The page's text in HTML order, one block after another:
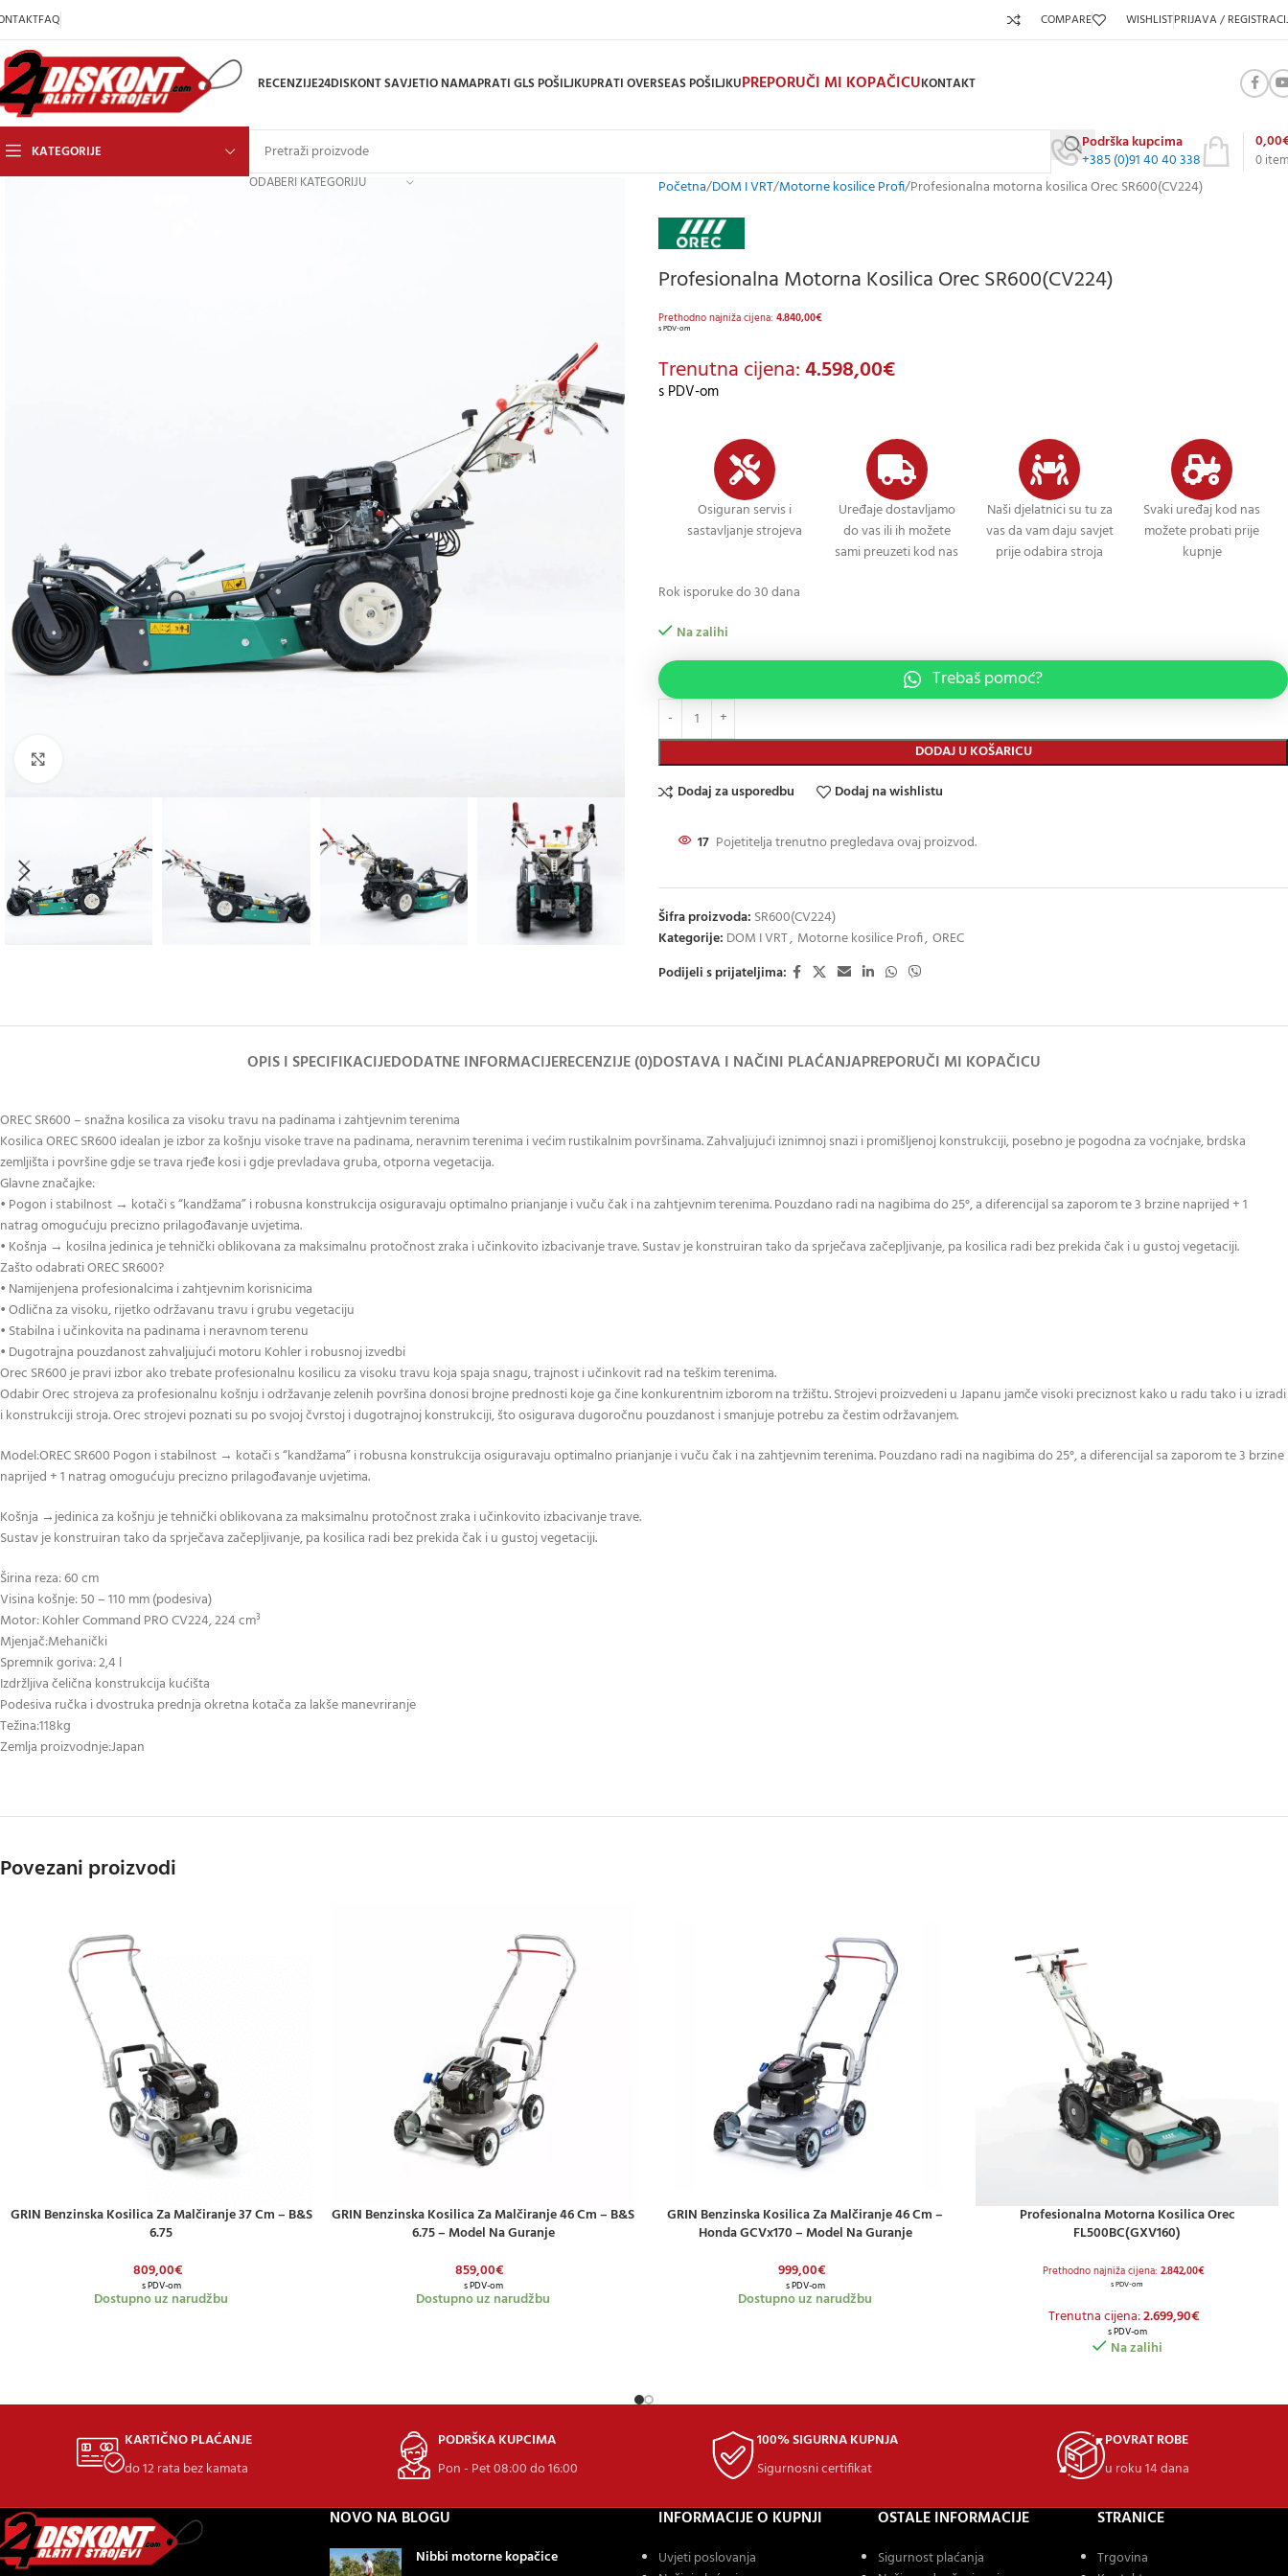
FAQ COMPARE WISHLISTPRIJAVA /
RECENZIJE24DISKONT SAVJETIO NAMAPRATI GLS POŠILJKUPRATI OVERSEAS POŠILJKUPREPORUČI MI KOPAČICUKONTAKT
KATEGORIJE
ODABERI KATEGORIJU
Podrška kupcima
+385 (0)91 40 40 338
0
0,00
Početna DOM I VRT Motorne kosilice Profi Profesionalna motorna kosilica Orec SR600(CV224)
Profesionalna Motorna Kosilica Orec SR600(CV224)
Prethodno najniža cijena: 4.840,00€
s PDV-om
Trenutna cijena:4.598,00€
s PDV-om
Osiguran servis i
sastavljanje strojeva
Uređaje dostavljamo
do vas ili ih možete
sami preuzeti kod nas
Naši djelatnici su tu za
vas da vam daju savjet
prije odabira stroja
Svaki uređaj kod nas
možete probati prije
kupnje
Rok isporuke do 30 dana
Na zalihi
DODAJ U KOŠARICU
Trebaš pomoć?
Dodaj za usporedbu Dodaj na wishlistu
17 Pojetitelja trenutno pregledava ovaj proizvod.
Šifra proizvoda: SR600(CV224)
Kategorije: DOM I VRT, Motorne kosilice Profi, OREC
Podijeli s prijateljima:
OPIS I SPECIFIKACIJEDODATNE INFORMACIJERECENZIJE (0)DOSTAVA I NAČINI PLAĆANJAPREPORUČI MI KOPAČICU
OREC SR600 – snažna kosilica za visoku travu na padinama i zahtjevnim terenima
Kosilica OREC SR600 idealan je izbor za košnju visoke trave na padinama, neravnim terenima i većim rustikalnim površinama. Zahvaljujući iznimnoj snazi i promišljenoj konstrukciji, posebno je pogodna za voćnjake, brdska
zemljišta i površine gdje se trava rjeđe kosi i gdje prevladava gruba, otporna vegetacija.
Glavne značajke:
• Pogon i stabilnost → kotači s “kandžama” i robusna konstrukcija osiguravaju optimalno prianjanje i vuču čak i na zahtjevnim terenima. Pouzdano radi na nagibima do 25°, a diferencijal sa zaporom te 3 brzine naprijed + 1
natrag omogućuju precizno prilagođavanje uvjetima.
• Košnja → kosilna jedinica je tehnički oblikovana za maksimalnu protočnost zraka i učinkovito izbacivanje trave. Sustav je konstruiran tako da sprječava začepljivanje, pa kosilica radi bez prekida čak i u gustoj vegetaciji.
Zašto odabrati OREC SR600?
• Namijenjena profesionalcima i zahtjevnim korisnicima
• Odlična za visoku, rijetko održavanu travu i grubu vegetaciju
• Stabilna i učinkovita na padinama i neravnom terenu
• Dugotrajna pouzdanost zahvaljujući motoru Kohler i robusnoj izvedbi
Orec SR600 je pravi izbor ako trebate profesionalnu kosilicu za visoku travu koja spaja snagu, trajnost i učinkovit rad na teškim terenima.
Odabir Orec strojeva za profesionalnu košnju i održavanje zelenih površina donosi brojne prednosti koje ga čine konkurentnim izborom na tržištu. Strojevi proizvedeni u Japanu jamče visoki preciznost kako u radu tako i u izradi
i konstrukciji stroja. Orec strojevi poznati su po svojoj čvrstoj i dugotrajnoj konstrukciji, što osigurava dugoročnu pouzdanost i smanjuje potrebu za čestim održavanjem.
Model:OREC SR600 Pogon i stabilnost → kotači s “kandžama” i robusna konstrukcija osiguravaju optimalno prianjanje i vuču čak i na zahtjevnim terenima. Pouzdano radi na nagibima do 25°, a diferencijal sa zaporom te 3 brzine
naprijed + 1 natrag omogućuju precizno prilagođavanje uvjetima.
Košnja →jedinica za košnju je tehnički oblikovana za maksimalnu protočnost zraka i učinkovito izbacivanje trave.
Sustav je konstruiran tako da sprječava začepljivanje, pa kosilica radi bez prekida čak i u gustoj vegetaciji.
Širina reza: 60 cm
Visina košnje: 50 – 110 mm (podesiva)
Motor: Kohler Command PRO CV224, 224 cm³
Mjenjač:Mehanički
Spremnik goriva: 2,4 l
Izdržljiva čelična konstrukcija kućišta
Podesiva ručka i dvostruka prednja okretna kotača za lakše manevriranje
Težina:118kg
Zemlja proizvodnje:Japan
Povezani proizvodi
DODAJ U KOŠARICU
GRIN Benzinska Kosilica Za Malčiranje 37 Cm – B&S
6.75
809,00€
s PDV-om
Dostupno uz narudžbu
DODAJ U KOŠARICU
GRIN Benzinska Kosilica Za Malčiranje 46 Cm – B&S
6.75 – Model Na Guranje
859,00€
s PDV-om
Dostupno uz narudžbu
DODAJ U KOŠARICU
GRIN Benzinska Kosilica Za Malčiranje 46 Cm –
Honda GCVx170 – Model Na Guranje
999,00€
s PDV-om
Dostupno uz narudžbu
DODAJ U KOŠARICU
Profesionalna Motorna Kosilica Orec
FL500BC(GXV160)
Prethodno najniža cijena: 2.842,00€
s PDV-om
Trenutna cijena:2.699,90€
s PDV-om
Na zalihi
KARTIČNO PLAĆANJE
do 12 rata bez kamata
PODRŠKA KUPCIMA
Pon - Pet 08:00 do 16:00
100% SIGURNA KUPNJA
Sigurnosni certifikat
POVRAT ROBE
u roku 14 dana
NOVO NA BLOGU
Nibbi motorne kopačice
INFORMACIJE O KUPNJI
Uvjeti poslovanja
OSTALE INFORMACIJE
Sigurnost plaćanja
STRANICE
Trgovina